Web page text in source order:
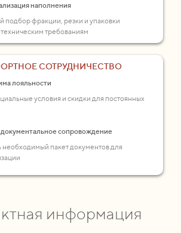
наполнения
подбор фракции, резки и упаковки
требованиям
СОТРУДНИЧЕСТВО
лояльности
условия и скидки для постоянных
сопровождение
пакет документов для
информация